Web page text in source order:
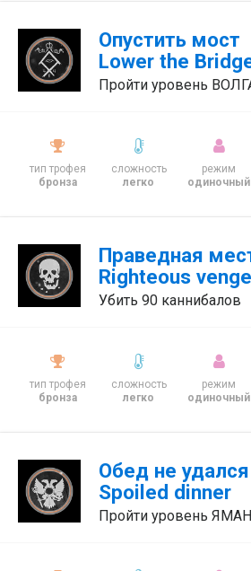
Опустить мост
Lower the
Пройти уровень
тип трофея
бронза
сложность
легко
режим
одиночный
Праведная
Righteous
Убить 90 каннибалов
тип трофея
бронза
сложность
легко
режим
одиночный
Обед не удался
Spoiled dinner
Пройти уровень